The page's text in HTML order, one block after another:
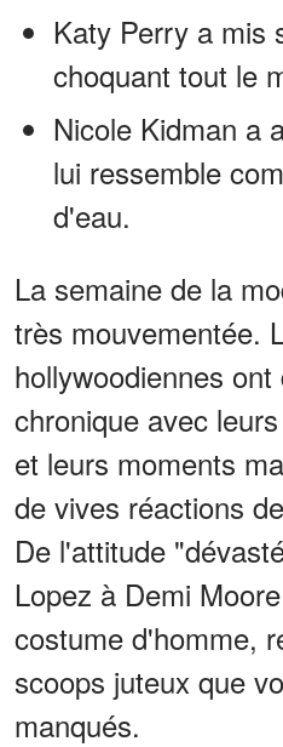
Katy Perry a mis
choquant tout le
Nicole Kidman a
lui ressemble
d'eau.
La semaine de la
très mouvementée.
hollywoodiennes
chronique avec
et leurs moments
de vives réactions
De l'attitude
Lopez à Demi
costume d'homme,
scoops juteux que
manqués.